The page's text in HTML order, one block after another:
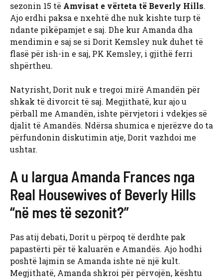
sezonin 15 të Amvisat e vërteta të Beverly Hills.
Ajo erdhi paksa e nxehtë dhe nuk kishte turp të
ndante pikëpamjet e saj. Dhe kur Amanda dha
mendimin e saj se si Dorit Kemsley nuk duhet të
flasë për ish-in e saj, PK Kemsley, i gjithë ferri
shpërtheu.
Natyrisht, Dorit nuk e tregoi mirë Amandën për
shkak të divorcit të saj. Megjithatë, kur ajo u
përball me Amandën, ishte përvjetori i vdekjes së
djalit të Amandës. Ndërsa shumica e njerëzve do ta
përfundonin diskutimin atje, Dorit vazhdoi me
ushtar.
A u largua Amanda Frances nga
Real Housewives of Beverly Hills
“në mes të sezonit?”
Pas atij debati, Dorit u përpoq të derdhte pak
papastërti për të kaluarën e Amandës. Ajo hodhi
poshtë lajmin se Amanda ishte në një kult.
Megjithatë, Amanda shkroi për përvojën, kështu